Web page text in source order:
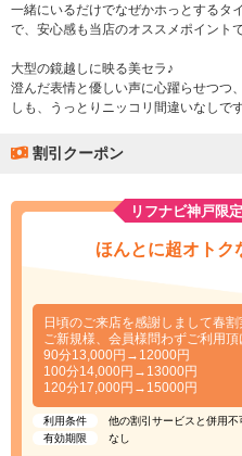
一緒にいるだけでなぜかホっとするタ
で、安心感も当店のオススメポイントで
大型の鏡越しに映る美セラ♪
澄んだ表情と優しい声に心躍らせつつ
しも、うっとりニッコリ間違いなしです
割引クーポン
リフナビ神戸限
ほんとに超オトク
日頃のご来店を感謝しまして春
ご新規様、会員様問わずご利用頂
90分13,000円→12000円
100分14,000円→13000円
120分17,000円→15000円
利用条件
他の割引サービスと併用
有効期限
なし